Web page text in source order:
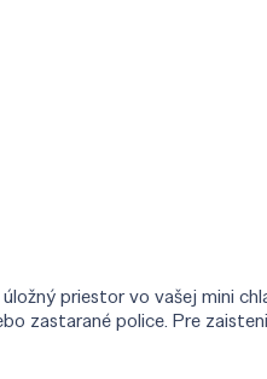
priestor vo vašej mini
zastarané police. Pre